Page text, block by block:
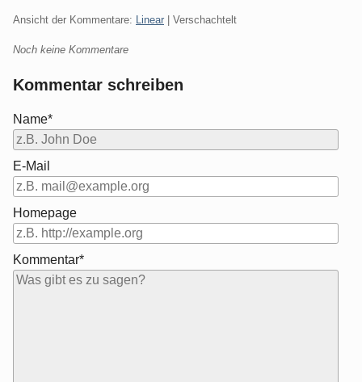
Ansicht der Kommentare: Linear | Verschachtelt
Noch keine Kommentare
Kommentar schreiben
Name*
E-Mail
Homepage
Kommentar*